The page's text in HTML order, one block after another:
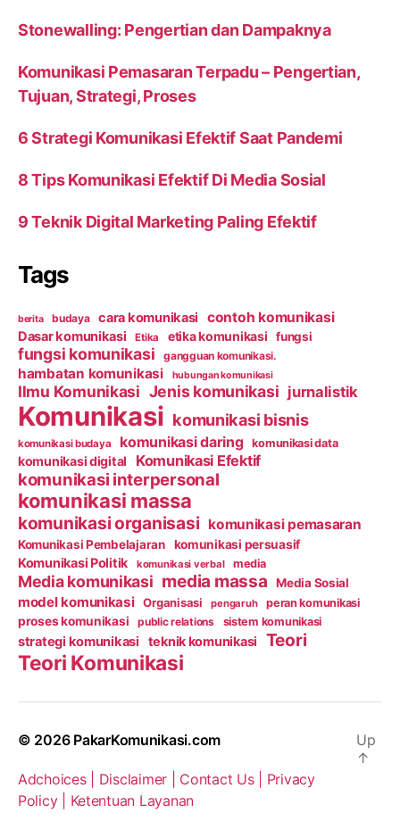
Stonewalling: Pengertian dan Dampaknya
Komunikasi Pemasaran Terpadu – Pengertian,
Tujuan, Strategi, Proses
6 Strategi Komunikasi Efektif Saat Pandemi
8 Tips Komunikasi Efektif Di Media Sosial
9 Teknik Digital Marketing Paling Efektif
Tags
berita budaya cara komunikasi contoh komunikasi
Dasar komunikasi Etika etika komunikasi fungsi
fungsi komunikasi gangguan komunikasi.
hambatan komunikasi hubungan komunikasi
Ilmu Komunikasi Jenis komunikasi jurnalistik
Komunikasi komunikasi bisnis
komunikasi budaya komunikasi daring komunikasi data
komunikasi digital Komunikasi Efektif
komunikasi interpersonal
komunikasi massa
komunikasi organisasi komunikasi pemasaran
Komunikasi Pembelajaran komunikasi persuasif
Komunikasi Politik komunikasi verbal media
Media komunikasi media massa Media Sosial
model komunikasi Organisasi pengaruh peran komunikasi
proses komunikasi public relations sistem komunikasi
strategi komunikasi teknik komunikasi Teori
Teori Komunikasi
© 2026 PakarKomunikasi.com
Adchoices | Disclaimer | Contact Us | Privacy
Policy | Ketentuan Layanan
Up
↑